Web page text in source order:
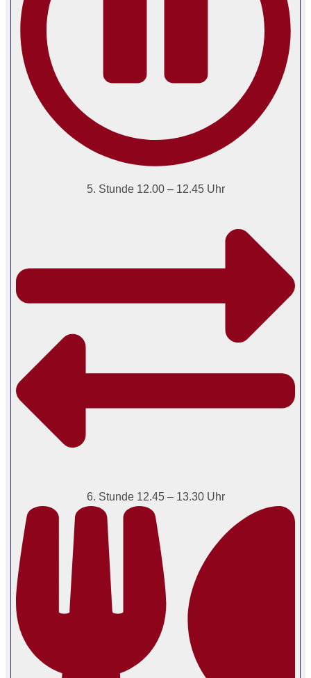
5. Stunde 12.00 – 12.45 Uhr
6. Stunde 12.45 – 13.30 Uhr